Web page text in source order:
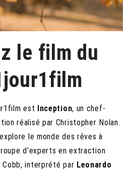
le film du
est Inception, un chef-
réalisé par Christopher Nolan.
le monde des rêves à
d’experts en extraction
Cobb, interprété par Leonardo